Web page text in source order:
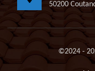
50200
©2024 -